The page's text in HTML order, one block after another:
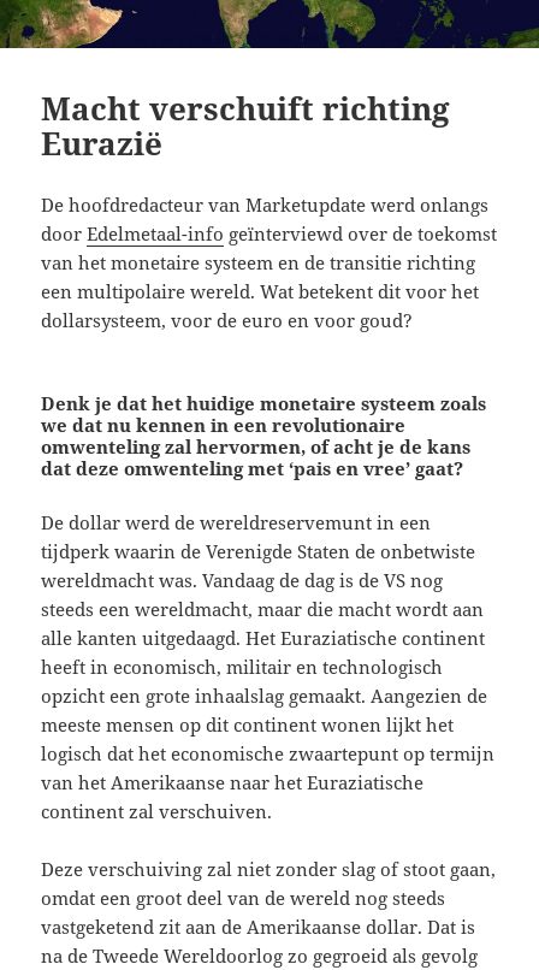
Macht verschuift richting
Eurazië
De hoofdredacteur van Marketupdate werd onlangs
doorEdelmetaal-info geïnterviewd over de toekomst
van het monetaire systeem en de transitie richting
een multipolaire wereld. Wat betekent dit voor het
dollarsysteem, voor de euro en voor goud?
Denk je dat het huidige monetaire systeem zoals
we dat nu kennen in een revolutionaire
omwenteling zal hervormen, of acht je de kans
dat deze omwenteling met ‘pais en vree’ gaat?
De dollar werd de wereldreservemunt in een
tijdperk waarin de Verenigde Staten de onbetwiste
wereldmacht was. Vandaag de dag is de VS nog
steeds een wereldmacht, maar die macht wordt aan
alle kanten uitgedaagd. Het Euraziatische continent
heeft in economisch, militair en technologisch
opzicht een grote inhaalslag gemaakt. Aangezien de
meeste mensen op dit continent wonen lijkt het
logisch dat het economische zwaartepunt op termijn
van het Amerikaanse naar het Euraziatische
continent zal verschuiven.
Deze verschuiving zal niet zonder slag of stoot gaan,
omdat een groot deel van de wereld nog steeds
vastgeketend zit aan de Amerikaanse dollar. Dat is
na de Tweede Wereldoorlog zo gegroeid als gevolg